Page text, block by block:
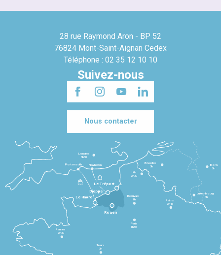
28 rue Raymond Aron - BP 52
76824 Mont-Saint-Aignan Cedex
Téléphone : 02 35 12 10 10
Suivez-nous
Nous contacter
Le Havre
Dieppe
Le Tréport
Rennes
2h30
Tours
3h
Paris
1h30
Beauvais
1h
Reims
2h45
Lille
2h30
Bruxelles
3h
Londres
3h30
Newhaven
Portsmouth
Bonn
5h
Luxembourg
4h
Rouen